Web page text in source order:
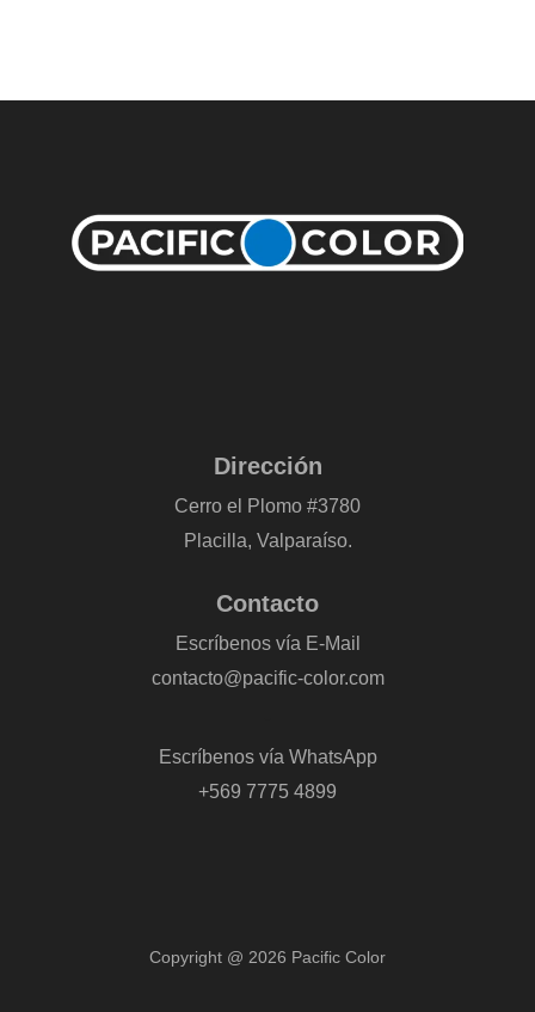
Dirección
Cerro el Plomo #3780
Placilla, Valparaíso.
Contacto
Escríbenos vía E-Mail
contacto@pacific-color.com
Escríbenos vía WhatsApp
+569 7775 4899
Copyright @ 2026 Pacific Color